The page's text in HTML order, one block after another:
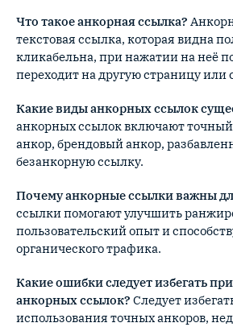
Что такое анкорная ссылка?
текстовая ссылка, которая видна
кликабельна, при нажатии на неё
переходит на другую страницу или
Какие виды анкорных ссылок
анкорных ссылок включают
анкор, брендовый анкор,
безанкорную ссылку.
Почему анкорные ссылки важны
ссылки помогают улучшить
пользовательский опыт и
органического трафика.
Какие ошибки следует избегать
анкорных ссылок? Следует
использования точных анкоров,